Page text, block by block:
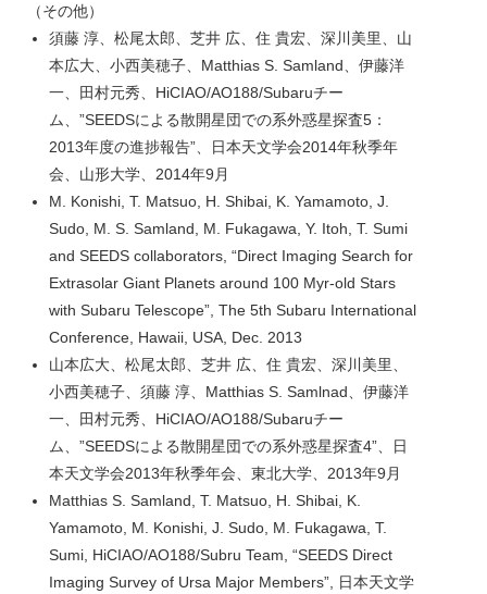
（その他）
須藤 淳、松尾太郎、芝井 広、住 貴宏、深川美里、山
本広大、小西美穂子、Matthias S. Samland、伊藤洋
一、田村元秀、HiCIAO/AO188/Subaruチー
ム、”SEEDSによる散開星団での系外惑星探査5：
2013年度の進捗報告”、日本天文学会2014年秋季年
会、山形大学、2014年9月
M. Konishi, T. Matsuo, H. Shibai, K. Yamamoto, J.
Sudo, M. S. Samland, M. Fukagawa, Y. Itoh, T. Sumi
and SEEDS collaborators, “Direct Imaging Search for
Extrasolar Giant Planets around 100 Myr-old Stars
with Subaru Telescope”, The 5th Subaru International
Conference, Hawaii, USA, Dec. 2013
山本広大、松尾太郎、芝井 広、住 貴宏、深川美里、
小西美穂子、須藤 淳、Matthias S. Samlnad、伊藤洋
一、田村元秀、HiCIAO/AO188/Subaruチー
ム、”SEEDSによる散開星団での系外惑星探査4”、日
本天文学会2013年秋季年会、東北大学、2013年9月
Matthias S. Samland, T. Matsuo, H. Shibai, K.
Yamamoto, M. Konishi, J. Sudo, M. Fukagawa, T.
Sumi, HiCIAO/AO188/Subru Team, “SEEDS Direct
Imaging Survey of Ursa Major Members”, 日本天文学